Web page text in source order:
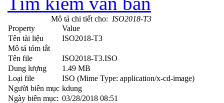
Mô tả chi tiết cho: ISO2018-T3
Property
Value
Tên tài liệu
ISO2018-T3
Mô tả tóm tắt
Tên file
ISO2018-T3.ISO
Dung lượng
1.49 MB
Loại file
ISO (Mime Type: application/x-cd-image)
Người biên mục kdung
Ngày biên mục: 03/28/2018 08:51